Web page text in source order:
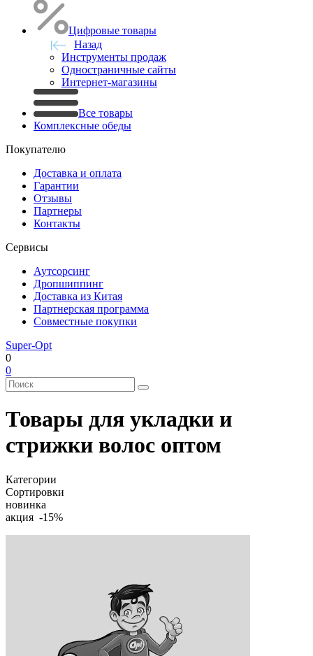
Цифровые товары
Назад
Инструменты продаж
Одностраничные сайты
Интернет-магазины
Все товары
Комплексные обеды
Покупателю
Доставка и оплата
Гарантии
Отзывы
Партнеры
Контакты
Сервисы
Аутсорсинг
Дропшиппинг
Доставка из Китая
Партнерская программа
Совместные покупки
Super-Opt
0
0
Товары для укладки и
стрижки волос оптом
Категории
Сортировки
новинка
акция -15%